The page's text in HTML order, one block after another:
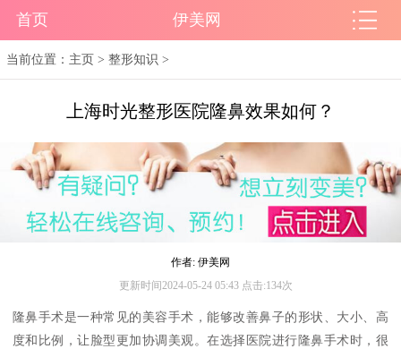
首页 伊美网
当前位置： 主页 >整形知识 >
上海时光整形医院隆鼻效果如何？
作者: 伊美网
更新时间2024-05-24 05:43 点击:134次
隆鼻手术是一种常见的美容手术，能够改善鼻子的形状、大小、高
度和比例，让脸型更加协调美观。在选择医院进行隆鼻手术时，很